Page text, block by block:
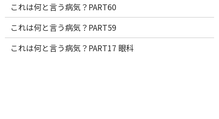
これは何と言う病気？PART60
これは何と言う病気？PART59
これは何と言う病気？PART17 眼科